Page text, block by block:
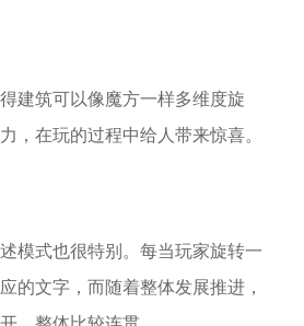
建筑可以像魔方一样多维度旋
，在玩的过程中给人带来惊喜。
模式也很特别。每当玩家旋转一
的文字，而随着整体发展推进，